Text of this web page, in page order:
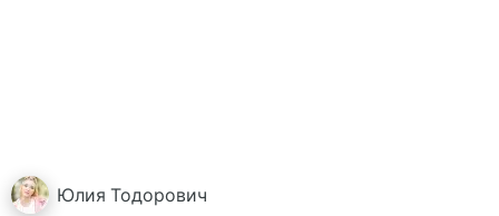
Юлия Тодорович